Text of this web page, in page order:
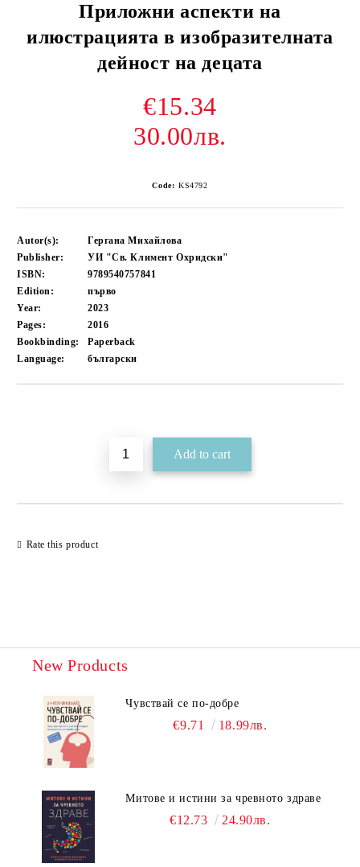
Приложни аспекти на
илюстрацията в изобразителната
дейност на децата
€15.34
30.00лв.
Code: KS4792
Autor(s):
Гергана Михайлова
Publisher:
УИ "Св. Климент Охридски"
ISBN:
9789540757841
Edition:
първо
Year:
2023
Pages:
2016
Bookbinding:
Paperback
Language:
български
Rate this product
New Products
Чувствай се по-добре
€9.71 18.99лв.
Митове и истини за чревното здраве
€12.73 24.90лв.